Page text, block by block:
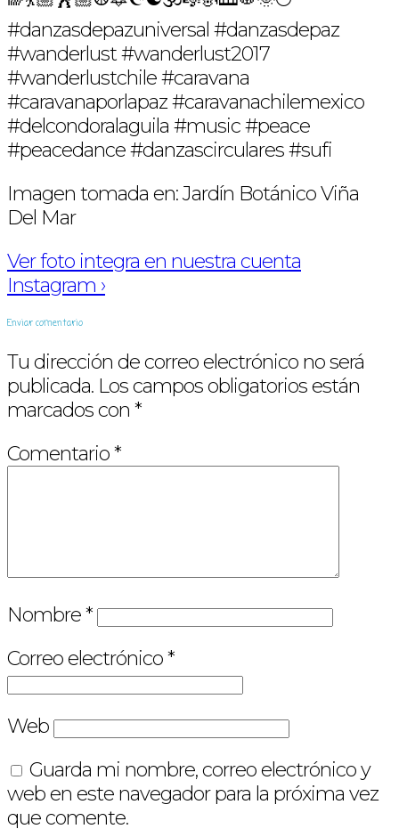
#danzasdepazuniversal #danzasdepaz
#wanderlust #wanderlust2017
#wanderlustchile #caravana
#caravanaporlapaz #caravanachilemexico
#delcondoralaguila #music #peace
#peacedance #danzascirculares #sufi
Imagen tomada en: Jardín Botánico Viña
Del Mar
Ver foto integra en nuestra cuenta
Instagram ›
Enviar comentario
Tu dirección de correo electrónico no será
publicada. Los campos obligatorios están
marcados con *
Comentario*
Nombre*
Correo electrónico*
Web
Guarda mi nombre, correo electrónico y
web en este navegador para la próxima vez
que comente.